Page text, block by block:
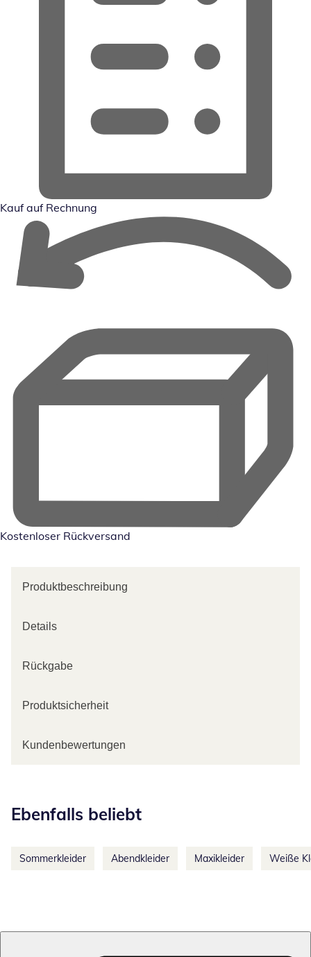
Kauf auf Rechnung
Kostenloser Rückversand
Produktbeschreibung
Details
Rückgabe
Produktsicherheit
Kundenbewertungen
Ebenfalls beliebt
Sommerkleider Abendkleider Maxikleider Weiße